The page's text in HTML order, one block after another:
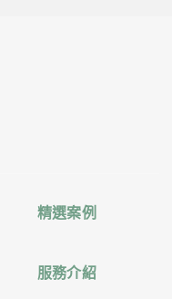
精選案例
服務介紹